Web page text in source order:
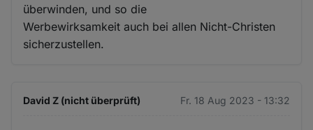
überwinden, und so die
Werbewirksamkeit auch bei allen Nicht-Christen
sicherzustellen.
David Z (nicht überprüft) Fr. 18 Aug 2023 - 13:32